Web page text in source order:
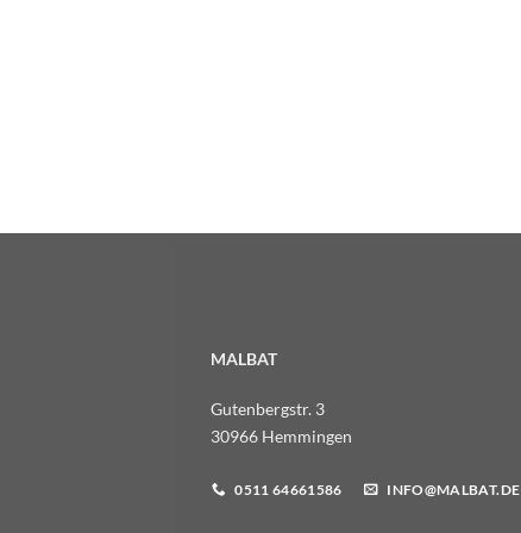
MALBAT
Gutenbergstr. 3
30966 Hemmingen
0511 64661586 INFO@MALBAT.DE